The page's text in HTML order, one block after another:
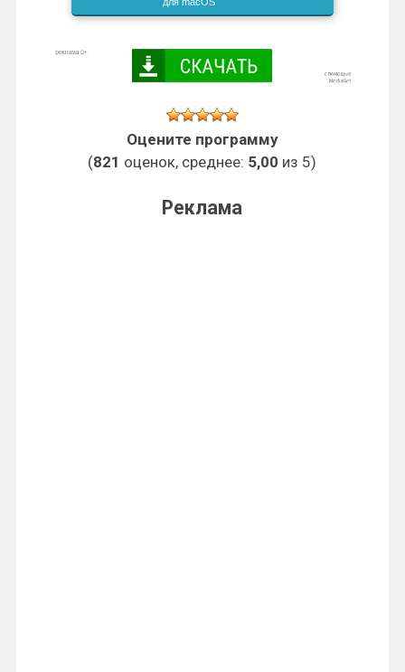
Оцените программу
(821 оценок, среднее: 5,00 из 5)
Реклама